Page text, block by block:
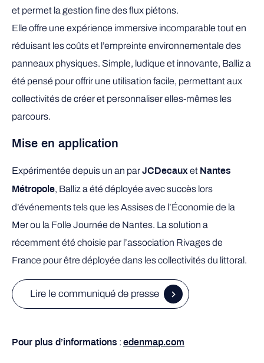
et permet la gestion fine des flux piétons.
Elle offre une expérience immersive incomparable tout en
réduisant les coûts et l’empreinte environnementale des
panneaux physiques. Simple, ludique et innovante, Balliz a
été pensé pour offrir une utilisation facile, permettant aux
collectivités de créer et personnaliser elles-mêmes les
parcours.
Mise en application
Expérimentée depuis un an par JCDecaux et Nantes
Métropole, Balliz a été déployée avec succès lors
d’événements tels que les Assises de l’Économie de la
Mer ou la Folle Journée de Nantes. La solution a
récemment été choisie par l’association Rivages de
France pour être déployée dans les collectivités du littoral.
Lire le communiqué de presse
Pour plus d’informations : edenmap.com